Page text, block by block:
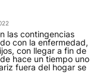
las contingencias
con la enfermedad,
con llegar a fin de
hace un tiempo uno
fuera del hogar se